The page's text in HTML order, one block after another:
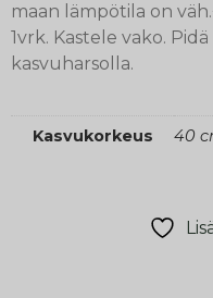
maan lämpötila on
1vrk. Kastele vako.
kasvuharsolla.
Kasvukorkeus 40